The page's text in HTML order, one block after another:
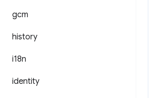
gcm
history
i18n
identity